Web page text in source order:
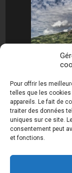
Pour offrir les
telles que les
appareils. Le fait de
traiter des données
uniques sur ce site.
consentement peut
et fonctions.